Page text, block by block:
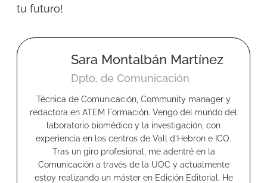
tu futuro!
Sara Montalbán Martínez
Dpto. de Comunicación
Técnica de Comunicación, Community manager y
redactora en ATEM Formación. Vengo del mundo del
laboratorio biomédico y la investigación, con
experiencia en los centros de Vall d’Hebron e ICO.
Tras un giro profesional, me adentré en la
Comunicación a través de la UOC y actualmente
estoy realizando un máster en Edición Editorial. He